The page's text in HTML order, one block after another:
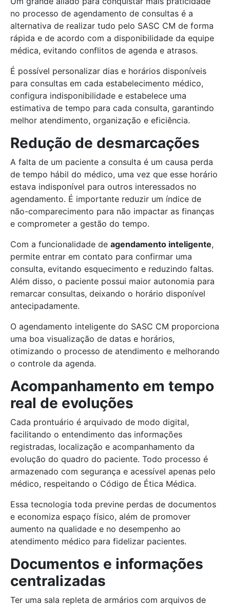
no processo de agendamento de consultas é a
alternativa de realizar tudo pelo SASC CM de forma
rápida e de acordo com a disponibilidade da equipe
médica, evitando conflitos de agenda e atrasos.
É possível personalizar dias e horários disponíveis
para consultas em cada estabelecimento médico,
configura indisponibilidade e estabelece uma
estimativa de tempo para cada consulta, garantindo
melhor atendimento, organização e eficiência.
Redução de desmarcações
A falta de um paciente a consulta é um causa perda
de tempo hábil do médico, uma vez que esse horário
estava indisponível para outros interessados no
agendamento. É importante reduzir um índice de
não-comparecimento para não impactar as finanças
e comprometer a gestão do tempo.
Com a funcionalidade de agendamento inteligente,
permite entrar em contato para confirmar uma
consulta, evitando esquecimento e reduzindo faltas.
Além disso, o paciente possui maior autonomia para
remarcar consultas, deixando o horário disponível
antecipadamente.
O agendamento inteligente do SASC CM proporciona
uma boa visualização de datas e horários,
otimizando o processo de atendimento e melhorando
o controle da agenda.
Acompanhamento em tempo
real de evoluções
Cada prontuário é arquivado de modo digital,
facilitando o entendimento das informações
registradas, localização e acompanhamento da
evolução do quadro do paciente. Todo processo é
armazenado com segurança e acessível apenas pelo
médico, respeitando o Código de Ética Médica.
Essa tecnologia toda previne perdas de documentos
e economiza espaço físico, além de promover
aumento na qualidade e no desempenho ao
atendimento médico para fidelizar pacientes.
Documentos e informações
centralizadas
Ter uma sala repleta de armários com arquivos de